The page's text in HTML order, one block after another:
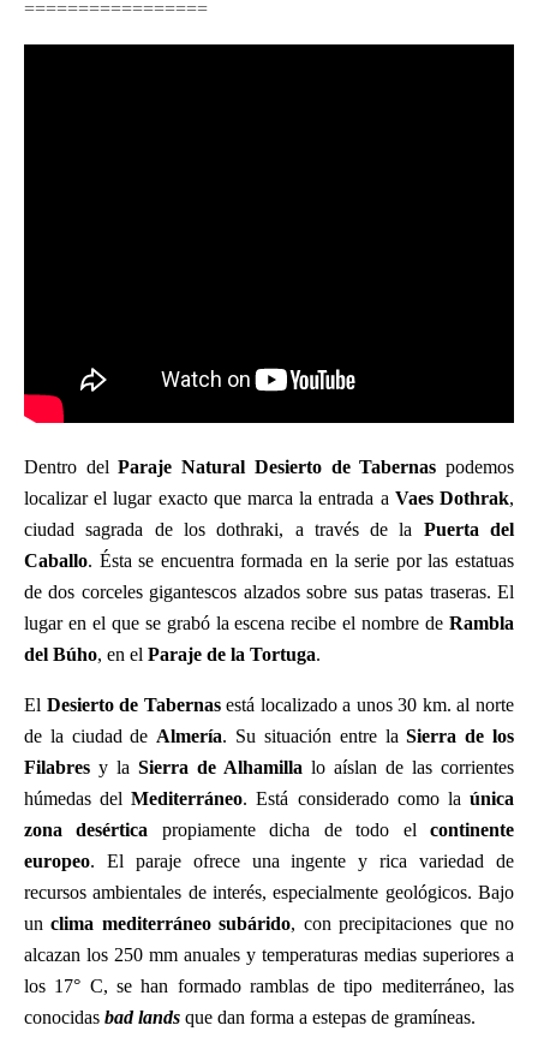
=================
Dentro delParaje Natural Desierto de Tabernas podemos
localizar el lugar exacto que marca la entrada a Vaes Dothrak,
ciudad sagrada de los dothraki, a través de la Puerta del
Caballo. Ésta se encuentra formada en la serie por las estatuas
de dos corceles gigantescos alzados sobre sus patas traseras. El
lugar en el que se grabó la escena recibe el nombre de Rambla
del Búho, en el Paraje de la Tortuga.
El Desierto de Tabernasestá localizado a unos 30 km. al norte
de la ciudad de Almería. Su situación entre laSierra de los
Filabres y la Sierra de Alhamilla lo aíslan de las corrientes
húmedas delMediterráneo. Está considerado como laúnica
zona desértica propiamente dicha de todo el continente
europeo. El paraje ofrece una ingente y rica variedad de
recursos ambientales de interés, especialmente geológicos. Bajo
un clima mediterráneo subárido, con precipitaciones que no
alcazan los 250 mm anuales y temperaturas medias superiores a
los 17° C, se han formado ramblas de tipo mediterráneo, las
conocidas bad lands que dan forma a estepas de gramíneas.